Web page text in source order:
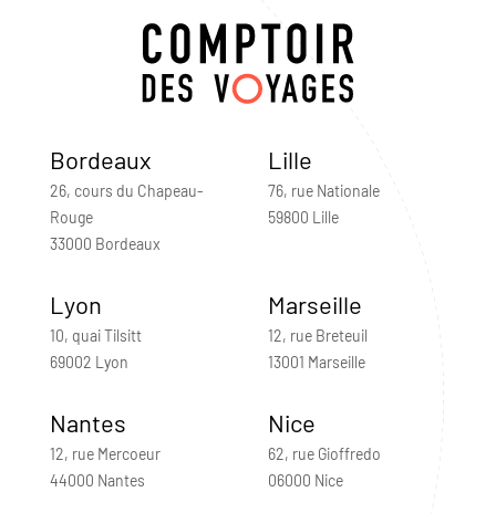
Bordeaux
26, cours du Chapeau-
Rouge
33000 Bordeaux
Lille
76, rue Nationale
59800 Lille
Lyon
10, quai Tilsitt
69002 Lyon
Marseille
12, rue Breteuil
13001 Marseille
Nantes
12, rue Mercoeur
44000 Nantes
Nice
62, rue Gioffredo
06000 Nice